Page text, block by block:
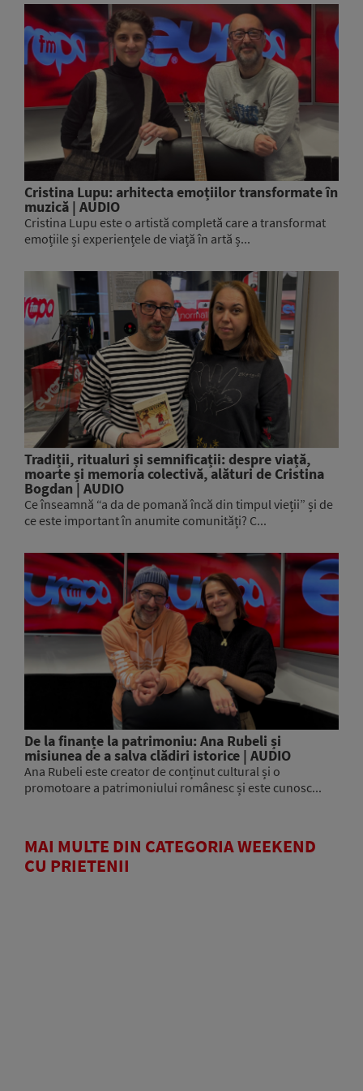
Cristina Lupu: arhitecta emoțiilor transformate în
muzică | AUDIO
Cristina Lupu este o artistă completă care a transformat
emoțiile și experiențele de viață în artă ș...
Tradiții, ritualuri și semnificații: despre viață,
moarte și memoria colectivă, alături de Cristina
Bogdan | AUDIO
Ce înseamnă “a da de pomană încă din timpul vieții” și de
ce este important în anumite comunități? C...
De la finanțe la patrimoniu: Ana Rubeli și
misiunea de a salva clădiri istorice | AUDIO
Ana Rubeli este creator de conținut cultural și o
promotoare a patrimoniului românesc și este cunosc...
MAI MULTE DIN CATEGORIA WEEKEND
CU PRIETENII